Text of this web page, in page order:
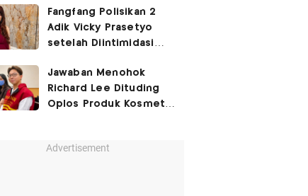
Fangfang Polisikan 2
Adik Vicky Prasetyo
setelah Diintimidasi
Jawaban Menohok
Richard Lee Dituding
Oplos Produk Kosmetik
Advertisement